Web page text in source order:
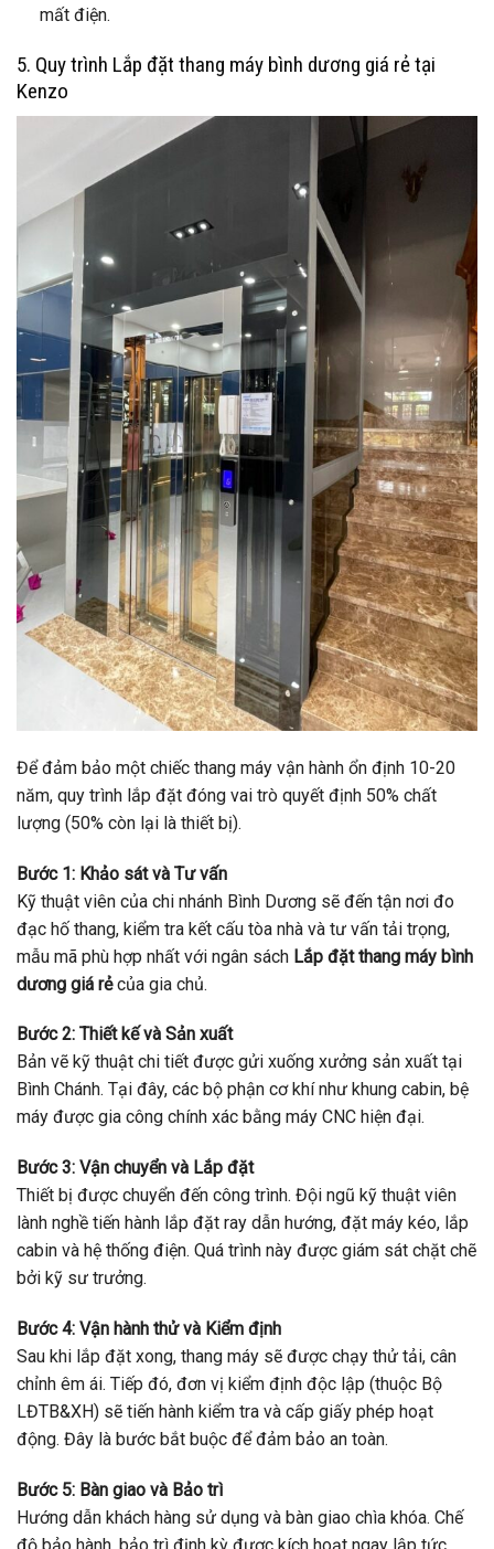
mất điện.
5. Quy trình Lắp đặt thang máy bình dương giá rẻ tại
Kenzo
Để đảm bảo một chiếc thang máy vận hành ổn định 10-20
năm, quy trình lắp đặt đóng vai trò quyết định 50% chất
lượng (50% còn lại là thiết bị).
Bước 1: Khảo sát và Tư vấn
Kỹ thuật viên của chi nhánh Bình Dương sẽ đến tận nơi đo
đạc hố thang, kiểm tra kết cấu tòa nhà và tư vấn tải trọng,
mẫu mã phù hợp nhất với ngân sách Lắp đặt thang máy bình
dương giá rẻcủa gia chủ.
Bước 2: Thiết kế và Sản xuất
Bản vẽ kỹ thuật chi tiết được gửi xuống xưởng sản xuất tại
Bình Chánh. Tại đây, các bộ phận cơ khí như khung cabin, bệ
máy được gia công chính xác bằng máy CNC hiện đại.
Bước 3: Vận chuyển và Lắp đặt
Thiết bị được chuyển đến công trình. Đội ngũ kỹ thuật viên
lành nghề tiến hành lắp đặt ray dẫn hướng, đặt máy kéo, lắp
cabin và hệ thống điện. Quá trình này được giám sát chặt chẽ
bởi kỹ sư trưởng.
Bước 4: Vận hành thử và Kiểm định
Sau khi lắp đặt xong, thang máy sẽ được chạy thử tải, cân
chỉnh êm ái. Tiếp đó, đơn vị kiểm định độc lập (thuộc Bộ
LĐTB&XH) sẽ tiến hành kiểm tra và cấp giấy phép hoạt
động. Đây là bước bắt buộc để đảm bảo an toàn.
Bước 5: Bàn giao và Bảo trì
Hướng dẫn khách hàng sử dụng và bàn giao chìa khóa. Chế